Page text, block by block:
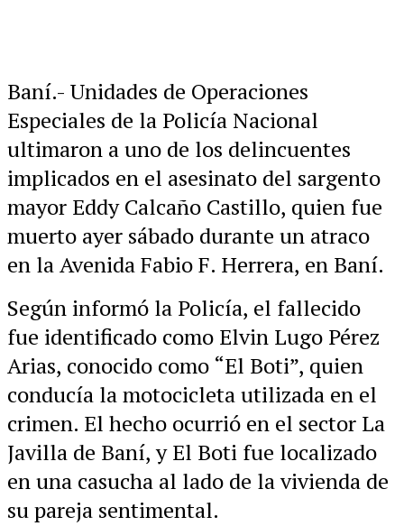
Baní.- Unidades de Operaciones
Especiales de la Policía Nacional
ultimaron a uno de los delincuentes
implicados en el asesinato del sargento
mayor Eddy Calcaño Castillo, quien fue
muerto ayer sábado durante un atraco
en la Avenida Fabio F. Herrera, en Baní.
Según informó la Policía, el fallecido
fue identificado como Elvin Lugo Pérez
Arias, conocido como “El Boti”, quien
conducía la motocicleta utilizada en el
crimen. El hecho ocurrió en el sector La
Javilla de Baní, y El Boti fue localizado
en una casucha al lado de la vivienda de
su pareja sentimental.